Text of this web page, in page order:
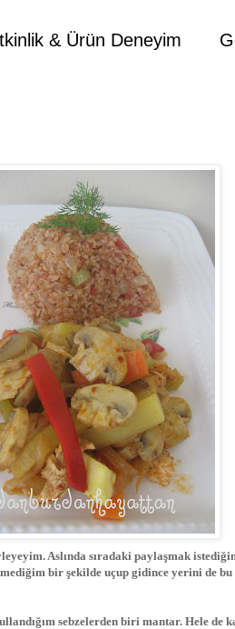
& Ürün Deneyim
Aslında sıradaki paylaşmak
bir şekilde uçup gidince yerini de
sebzelerden biri mantar. Hele de